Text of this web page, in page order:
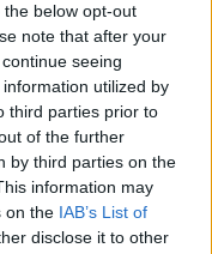
below opt-out
note that after your
seeing
utilized by
third parties prior to
of the further
by third parties on the
information may
on the IAB’s List of
disclose it to other
ποιος φεύγει και